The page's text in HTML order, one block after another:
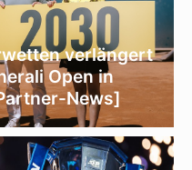
verlängert
Open in
News]